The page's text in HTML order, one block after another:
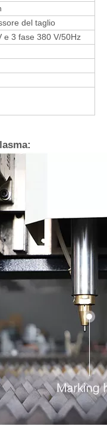
del taglio
e 3 fase 380 V/50Hz